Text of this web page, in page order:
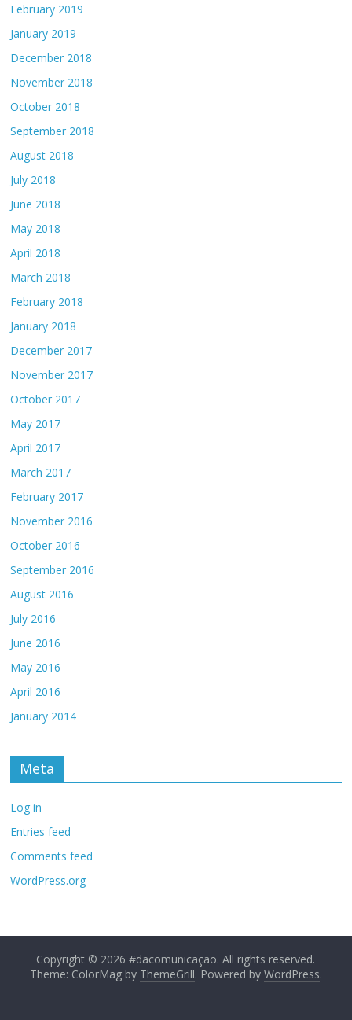
February 2019
January 2019
December 2018
November 2018
October 2018
September 2018
August 2018
July 2018
June 2018
May 2018
April 2018
March 2018
February 2018
January 2018
December 2017
November 2017
October 2017
May 2017
April 2017
March 2017
February 2017
November 2016
October 2016
September 2016
August 2016
July 2016
June 2016
May 2016
April 2016
January 2014
Meta
Log in
Entries feed
Comments feed
WordPress.org
Copyright © 2026#dacomunicação. All rights reserved.
Theme: ColorMag by ThemeGrill. Powered by WordPress.